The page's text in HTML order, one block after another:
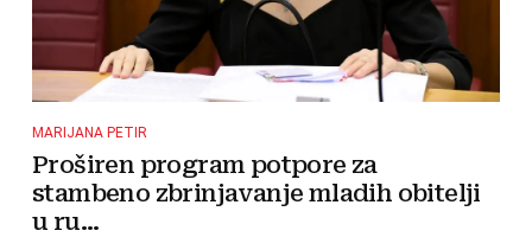
MARIJANA PETIR
Proširen program potpore za
stambeno zbrinjavanje mladih obitelji
u ru...